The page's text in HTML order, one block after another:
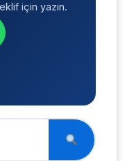
için yazın.